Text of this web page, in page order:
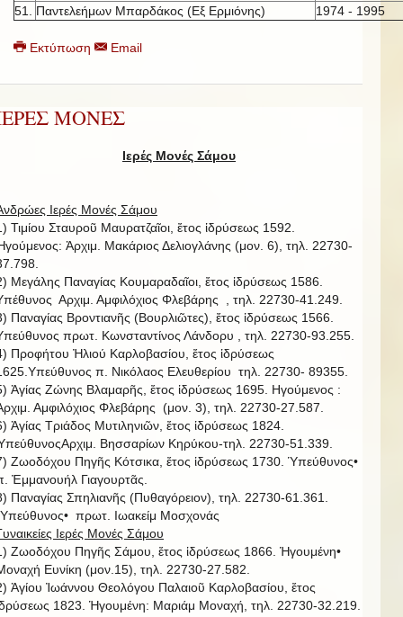
51.
Παντελεήμων Μπαρδάκος (Εξ Ερμιόνης) 1974 - 1995
Εκτύπωση Email
ΜΟΝΕΣ
Ιερές Μονές Σάμου
Ιερές Μονές Σάμου
Τιμίου Σταυροῦ Μαυρατζαῖοι, ἔτος ἱδρύσεως 1592.
Ἀρχιμ. Μακάριος Δελιογλάνης (μον. 6), τηλ. 22730-
Μεγάλης Παναγίας Κουμαραδαῖοι, ἔτος ἱδρύσεως 1586.
Αρχιμ. Αμφιλόχιος Φλεβάρης , τηλ. 22730-41.249.
Παναγίας Βροντιανῆς (Βουρλιῶτες), ἔτος ἱδρύσεως 1566.
πρωτ. Κωνσταντίνος Λάνδορυ , τηλ. 22730-93.255.
Προφήτου Ἠλιού Καρλοβασίου, ἔτος ἱδρύσεως
π. Νικόλαος Ελευθερίου τηλ. 22730- 89355.
Ἁγίας Ζώνης Βλαμαρῆς, ἔτος ἱδρύσεως 1695. Ηγούμενος :
Αμφιλόχιος Φλεβάρης (μον. 3), τηλ. 22730-27.587.
Ἁγίας Τριάδος Μυτιληνιῶν, ἔτος ἱδρύσεως 1824.
Βησσαρίων Κηρύκου-τηλ. 22730-51.339.
Ζωοδόχου Πηγῆς Κότσικα, ἔτος ἱδρύσεως 1730. Ὑπεύθυνος•
Ἐμμανουήλ Γιαγουρτᾶς.
Παναγίας Σπηλιανῆς (Πυθαγόρειον), τηλ. 22730-61.361.
πρωτ. Ιωακείμ Μοσχονάς
Ιερές Μονές Σάμου
Ζωοδόχου Πηγῆς Σάμου, ἔτος ἱδρύσεως 1866. Ἡγουμένη•
Ευνίκη (μον.15), τηλ. 22730-27.582.
Ἁγίου Ἰωάννου Θεολόγου Παλαιοῦ Καρλοβασίου, ἔτος
1823. Ἡγουμένη: Μαριάμ Μοναχή, τηλ. 22730-32.219.